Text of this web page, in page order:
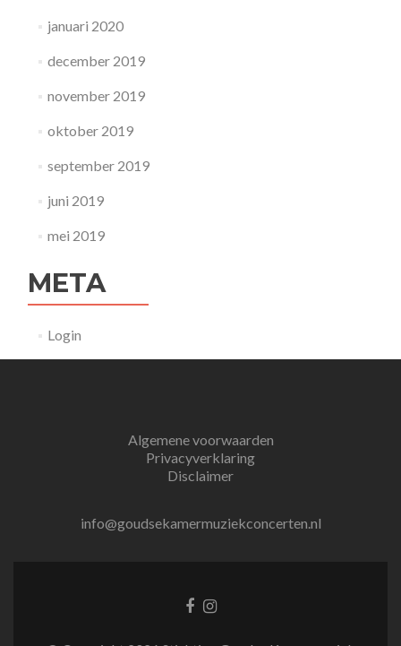
januari 2020
december 2019
november 2019
oktober 2019
september 2019
juni 2019
mei 2019
META
Login
Algemene voorwaarden
Privacyverklaring
Disclaimer
info@goudsekamermuziekconcerten.nl
Facebook
Instagram